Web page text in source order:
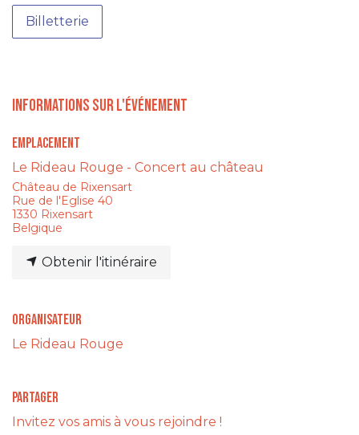
Billetterie
Informations sur l'événement
Emplacement
Le Rideau Rouge - Concert au château
Château de Rixensart
Rue de l'Eglise 40
1330 Rixensart
Belgique
Obtenir l'itinéraire
Organisateur
Le Rideau Rouge
Partager
Invitez vos amis à vous rejoindre !